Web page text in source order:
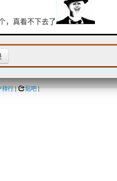
，真看不下去了
排行| 贴吧|